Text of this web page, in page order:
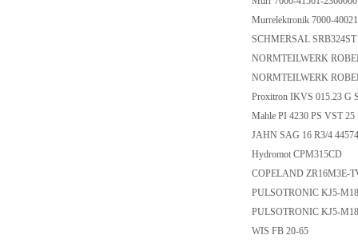
Murrelektronik 7000-
SCHMERSAL
NORMTEILWERK
NORMTEILWERK
Proxitron IKVS 015.23 G
Mahle PI 4230 PS VST
JAHN SAG 16 R3/4
Hydromot CPM315CD
COPELAND ZR16M3E-
PULSOTRONIC KJ5-
PULSOTRONIC KJ5-
WIS FB 20-65